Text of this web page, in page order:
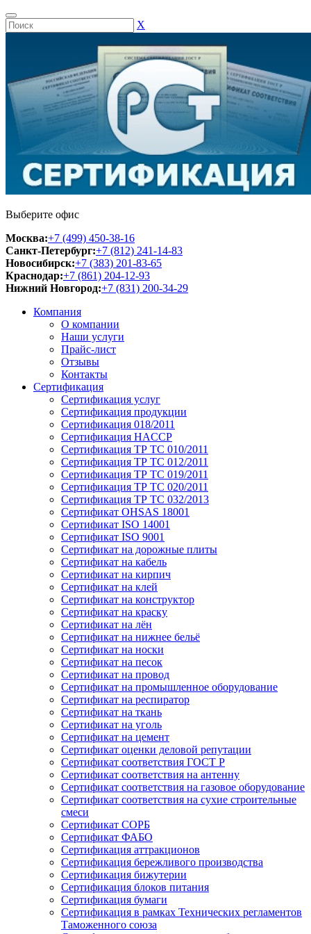
Х
Выберите офис
Москва:+7 (499) 450-38-16
Санкт-Петербург:+7 (812) 241-14-83
Новосибирск:+7 (383) 201-83-65
Краснодар:+7 (861) 204-12-93
Нижний Новгород:+7 (831) 200-34-29
Компания
О компании
Наши услуги
Прайс-лист
Отзывы
Контакты
Сертификация
Сертификация услуг
Сертификация продукции
Сертификация 018/2011
Сертификация HACCP
Сертификация ТР ТС 010/2011
Сертификация ТР ТС 012/2011
Сертификация ТР ТС 019/2011
Сертификация ТР ТС 020/2011
Сертификация ТР ТС 032/2013
Сертификат OHSAS 18001
Сертификат ISO 14001
Сертификат ISO 9001
Сертификат на дорожные плиты
Сертификат на кабель
Сертификат на кирпич
Сертификат на клей
Сертификат на конструктор
Сертификат на краску
Сертификат на лён
Сертификат на нижнее бельё
Сертификат на носки
Сертификат на песок
Сертификат на провод
Сертификат на промышленное оборудование
Сертификат на респиратор
Сертификат на ткань
Сертификат на уголь
Сертификат на цемент
Сертификат оценки деловой репутации
Сертификат соответствия ГОСТ Р
Сертификат соответствия на антенну
Сертификат соответствия на газовое оборудование
Сертификат соответствия на сухие строительные
смеси
Сертификат СОРБ
Сертификат ФАБО
Сертификация аттракционов
Сертификация бережливого производства
Сертификация бижутерии
Сертификация блоков питания
Сертификация бумаги
Сертификация в рамках Технических регламентов
Таможенного союза